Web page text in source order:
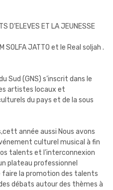
D’ELEVES ET LA JEUNESSE
SOLFA JATTO et le Real soljah .
Sud (GNS) s’inscrit dans le
artistes locaux et
du pays et de la sous
année aussi Nous avons
culturel musical à fin
talents et l’interconnexion
plateau professionnel
faire la promotion des talents
débats autour des thèmes à